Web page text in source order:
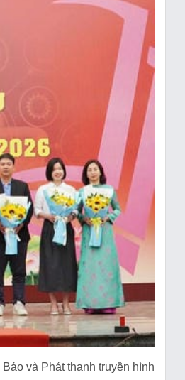
và Phát thanh truyền hình